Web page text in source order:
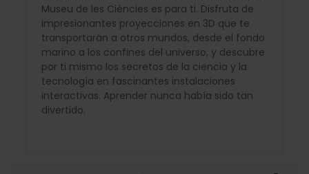
Museu de les Ciències es para ti. Disfruta de
impresionantes proyecciones en 3D que te
transportarán a otros mundos, desde el fondo
marino a los confines del universo, y descubre
por ti mismo los secretos de la ciencia y la
tecnología en fascinantes instalaciones
interactivas. Aprender nunca había sido tan
divertido.